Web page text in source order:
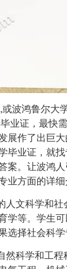
波鸿鲁尔大
业证 ，最快
作了出巨
毕业证，就
案。让波鸿
业方面的详细
人文科学和
学等。学生
择社会科
然科学和工